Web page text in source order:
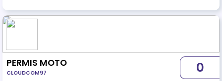
PERMIS MOTO
CLOUDCOM97 0